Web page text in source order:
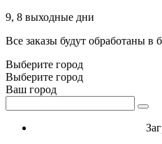
9, 8 выходные дни
Все заказы будут обработаны
Выберите город
Выберите город
Ваш город